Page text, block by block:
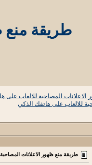
طريقة منع
المصاحبة للالعاب على
للالعاب على هاتفك الذكي
طريقة منع ظهور الاعلانات